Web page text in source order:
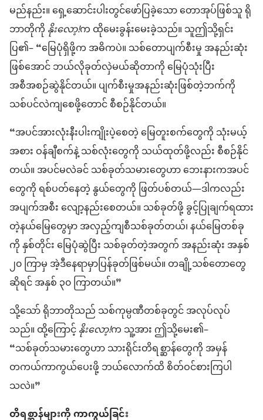
မည်နည်း။ ရှေ့ဆောင်းပါးတွင်ဖော်ပြခဲ့သော တောအုပ်ဖြစ်သူ ရို
ဘာတိုကိုနိုးလော့!က ထိုမေးခွန်းမေးခဲ့သည်။ သူဤသို့ရှင်း
ပြ၏– “မြေပုံရှိဖို့က အဓိကပဲ။ သစ်တောပျက်စီးမှု အနည်းဆုံး
ဖြစ်အောင် ဘယ်လိုခုတ်လှဲမယ်ဆိုတာကို မြေပုံသုံးပြီး
အစီအစဉ်ဆွဲနိုင်တယ်။ ပျက်စီးမှုအနည်းဆုံးဖြစ်တဲ့ဘက်ကို
သစ်ပင်လဲကျစေဖို့တောင် စီစဉ်နိုင်တယ်။
“အပင်အားလုံးနီးပါးကျိုးပဲ့စေတဲ့ မြေတူးစက်တွေကို သုံးမယ့်
အစား ဝန်ချီစက်နဲ့ သစ်လုံးတွေကို သယ်ထုတ်ဖို့လည်း စီစဉ်နိုင်
တယ်။ အပင်မလဲခင် သစ်ခုတ်သမားတွေဟာ ဘေးနားကအပင်
တွေကို ရစ်ပတ်နေတဲ့ နွယ်တွေကို ဖြတ်ပစ်တယ်—ဒါကလည်း
အပျက်အစီး လျော့နည်းစေတယ်။ သစ်ခုတ်ဖို့ ခွင့်ပြုချက်ရထား
တဲ့နယ်မြေတွေမှာ အလှည့်ကျစီသစ်ခုတ်တယ်၊ နယ်မြေတစ်ခု
ကို နှစ်တိုင်း မြေပုံဆွဲပြီး သစ်ခုတ်တဲ့အတွက် အနည်းဆုံး အနှစ်
၂၀ ကြာမှ အဲ့ဒီနေရာမှာပြန်ခုတ်ဖြစ်မယ်။ တချို့သစ်တောတွေ
ဆိုရင် အနှစ် ၃၀ ကြာတယ်။”
သို့သော် ရိုဘာတိုသည် သစ်ကုမ္ပဏီတစ်ခုတွင် အလုပ်လုပ်
သည်။ ထို့ကြောင့်နိုးလော့!က သူ့အား ဤသို့မေး၏–
“သစ်ခုတ်သမားတွေဟာ သားရိုင်းတိရစ္ဆာန်တွေကို အမှန်
တကယ်ကာကွယ်ပေးဖို့ ဘယ်လောက်ထိ စိတ်ဝင်စားကြပါ
သလဲ။”
တိရစ္ဆာန်များကို ကာကွယ်ခြင်း